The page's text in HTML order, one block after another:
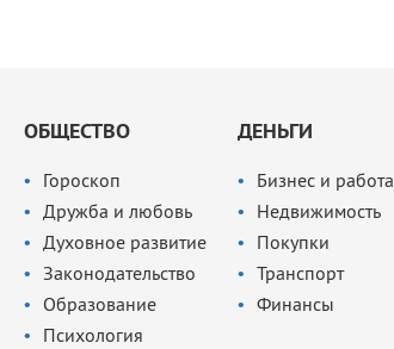
ОБЩЕСТВО
Гороскоп
Дружба и любовь
Духовное развитие
Законодательство
Образование
Психология
ДЕНЬГИ
Бизнес и работа
Недвижимость
Покупки
Транспорт
Финансы